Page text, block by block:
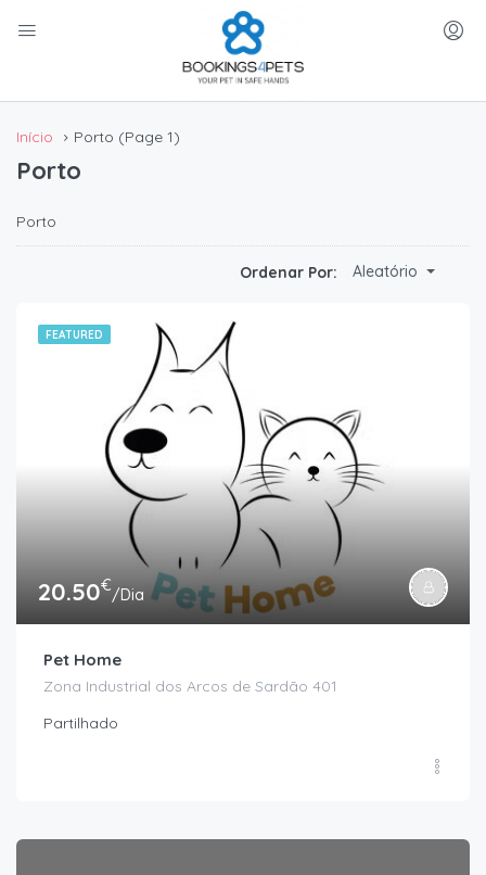
Início Porto (Page 1)
Porto
Porto
Ordenar Por: Aleatório
FEATURED
20.50€/Dia
Pet Home
Zona Industrial dos Arcos de Sardão 401
Partilhado